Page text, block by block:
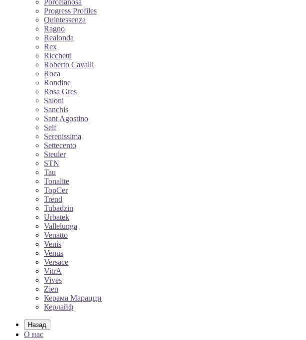
Porcelanosa
Progress Profiles
Quintessenza
Ragno
Realonda
Rex
Ricchetti
Roberto Cavalli
Roca
Rondine
Rosa Gres
Saloni
Sanchis
Sant Agostino
Self
Serenissima
Settecento
Steuler
STN
Tau
Tonalite
TopCer
Trend
Tubadzin
Urbatek
Vallelunga
Venatto
Venis
Venus
Versace
VitrA
Vives
Zien
Керама Марацци
Керлайф
Назад
О нас